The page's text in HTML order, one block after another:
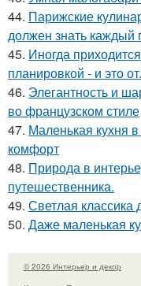
44. Парижские
должен знать каждый
45. Иногда
планировкой - и это
46. Элегантность и
во французском стиле
47. Маленькая кухня
комфорт
48. Природа в
путешественника.
49. Светлая классика
50. Даже маленькая
© 2026 Интерьер и декор